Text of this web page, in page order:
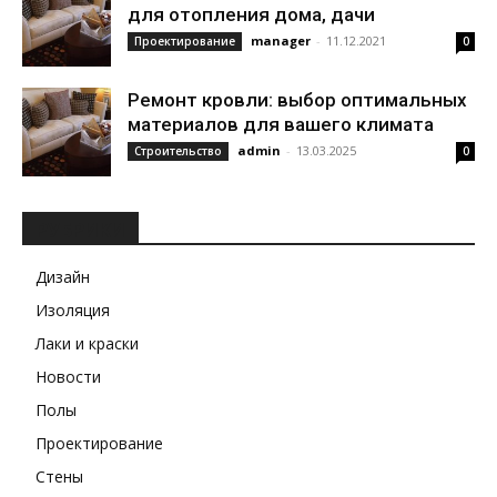
для отопления дома, дачи
Проектирование manager - 11.12.2021 0
Ремонт кровли: выбор оптимальных
материалов для вашего климата
Строительство admin - 13.03.2025 0
Дизайн
Изоляция
Лаки и краски
Новости
Полы
Проектирование
Стены